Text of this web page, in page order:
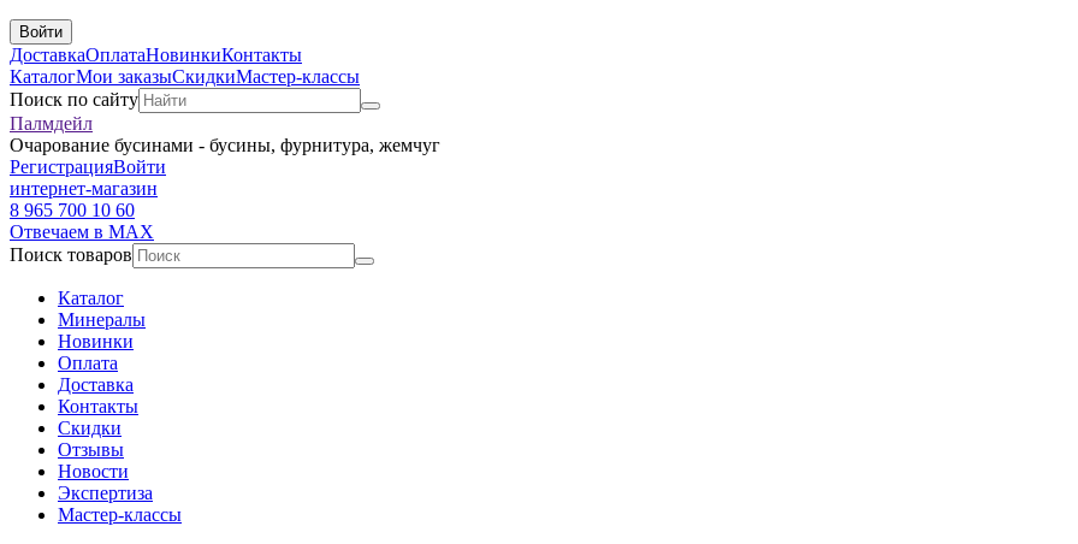
Войти
ДоставкаОплатаНовинкиКонтакты
КаталогМои заказыСкидкиМастер-классы
Поиск по сайту
Палмдейл
Очарование бусинами - бусины, фурнитура, жемчуг
РегистрацияВойти
интернет-магазин
8 965 700 10 60
Отвечаем в MAX
Поиск товаров
Каталог
Минералы
Новинки
Оплата
Доставка
Контакты
Скидки
Отзывы
Новости
Экспертиза
Мастер-классы